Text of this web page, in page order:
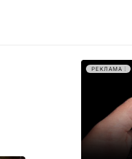
РЕКЛАМА